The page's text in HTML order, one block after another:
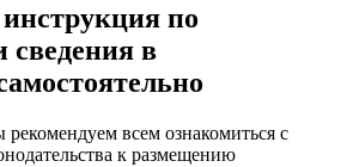
по
сведения в
всем ознакомиться с
к размещению